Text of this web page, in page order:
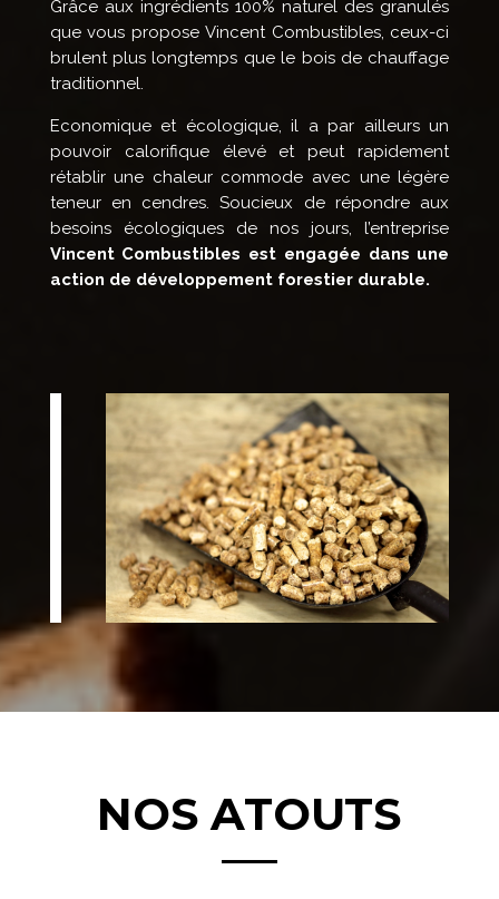
Grâce aux ingrédients 100% naturel des granulés
que vous propose Vincent Combustibles, ceux-ci
brulent plus longtemps que le bois de chauffage
traditionnel.
Economique et écologique, il a par ailleurs un
pouvoir calorifique élevé et peut rapidement
rétablir une chaleur commode avec une légère
teneur en cendres. Soucieux de répondre aux
besoins écologiques de nos jours, l’entreprise
Vincent Combustibles est engagée dans une
action de développement forestier durable.
NOS ATOUTS